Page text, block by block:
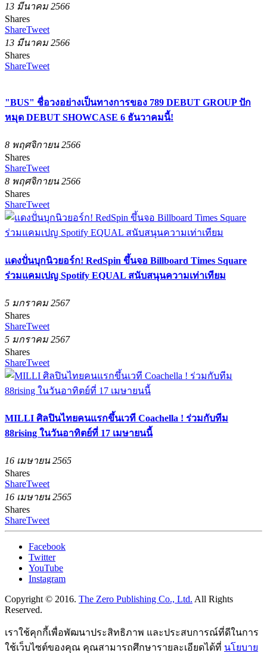
13 มีนาคม 2566
Shares
ShareTweet
13 มีนาคม 2566
Shares
ShareTweet
"BUS" ชื่อวงอย่างเป็นทางการของ 789 DEBUT GROUP ปัก
หมุด DEBUT SHOWCASE 6 ธันวาคมนี้!
8 พฤศจิกายน 2566
Shares
ShareTweet
8 พฤศจิกายน 2566
Shares
ShareTweet
แดงปั่นบุกนิวยอร์ก! RedSpin ขึ้นจอ Billboard Times Square
ร่วมแคมเปญ Spotify EQUAL สนับสนุนความเท่าเทียม
5 มกราคม 2567
Shares
ShareTweet
5 มกราคม 2567
Shares
ShareTweet
MILLI ศิลปินไทยคนแรกขึ้นเวที Coachella ! ร่วมกับทีม
88rising ในวันอาทิตย์ที่ 17 เมษายนนี้
16 เมษายน 2565
Shares
ShareTweet
16 เมษายน 2565
Shares
ShareTweet
Facebook
Twitter
YouTube
Instagram
Copyright © 2016. The Zero Publishing Co., Ltd. All Rights
Reserved.
เราใช้คุกกี้เพื่อพัฒนาประสิทธิภาพ และประสบการณ์ที่ดีในการ
ใช้เว็บไซต์ของคุณ คุณสามารถศึกษารายละเอียดได้ที่ นโยบาย